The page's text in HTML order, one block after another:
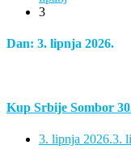
3
Dan: 3. lipnja 2026.
Kup Srbije Sombor
3. lipnja 2026.3.